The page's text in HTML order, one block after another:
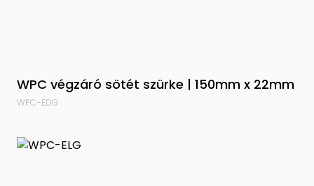
WPC végzáró sötét szürke | 150mm x 22mm
WPC-EDG